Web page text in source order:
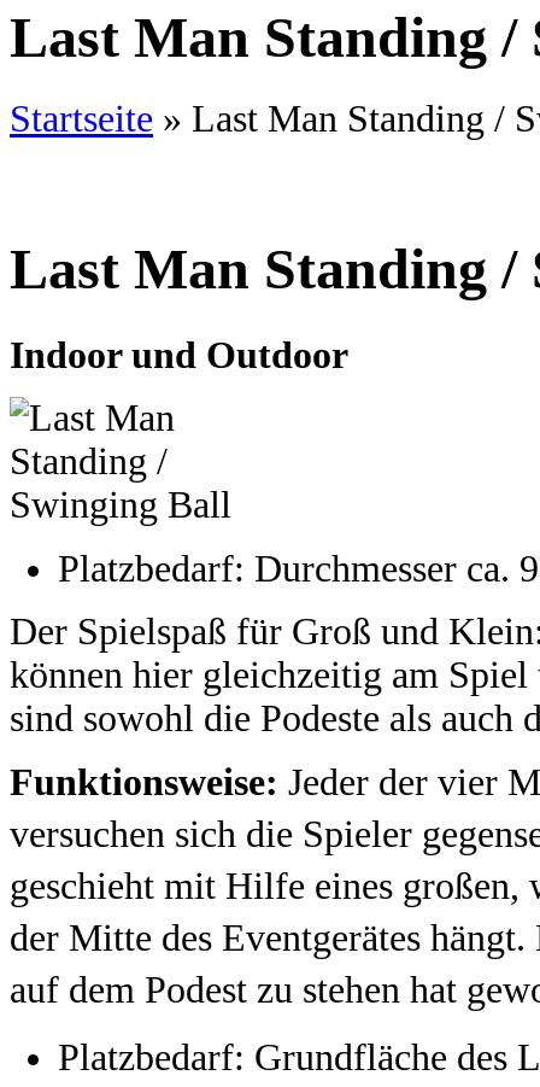
Last Man Standing /
Startseite » Last Man Standing /
Last Man Standing /
Indoor und Outdoor
Platzbedarf: Durchmesser ca.
Der Spielspaß für Groß und
können hier gleichzeitig am
sind sowohl die Podeste als
Funktionsweise: Jeder der vier
versuchen sich die Spieler
geschieht mit Hilfe eines
der Mitte des Eventgerätes
auf dem Podest zu stehen hat
Platzbedarf: Grundfläche des